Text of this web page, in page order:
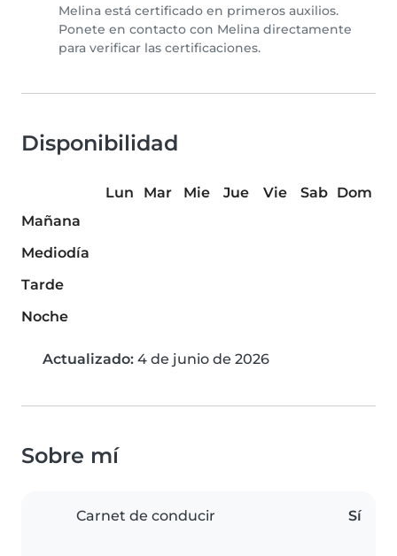
Melina está certificado en primeros auxilios.
Ponete en contacto con Melina directamente
para verificar las certificaciones.
Disponibilidad
Lun Mar Mie Jue Vie Sab
Dom
Mañana
Mediodía
Tarde
Noche
Actualizado: 4 de junio de 2026
Sobre mí
Carnet de conducir Sí